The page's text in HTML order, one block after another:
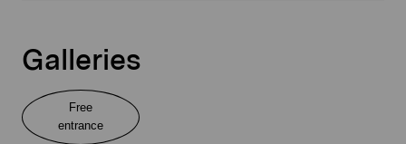
Galleries
Free
entrance